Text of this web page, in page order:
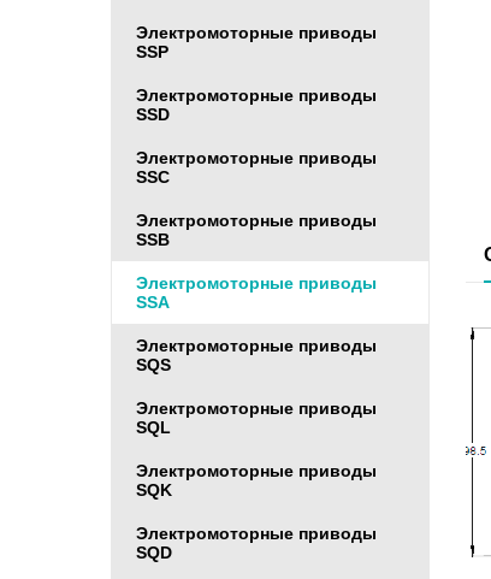
Электромоторные приводы
SSP
Электромоторные приводы
SSD
Электромоторные приводы
SSC
Электромоторные приводы
SSB
Электромоторные приводы
SSA
Электромоторные приводы
SQS
Электромоторные приводы
SQL
Электромоторные приводы
SQK
Электромоторные приводы
SQD